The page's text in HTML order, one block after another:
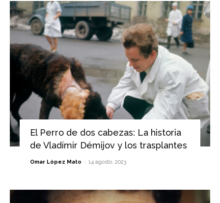
El Perro de dos cabezas: La historia
de Vladímir Démijov y los trasplantes
Omar López Mato - 14 agosto, 2023